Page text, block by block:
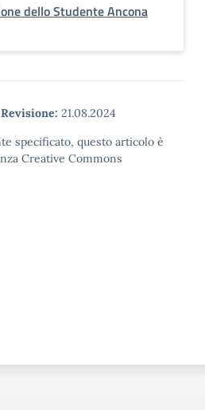
dello Studente Ancona
Revisione: 21.08.2024
specificato, questo articolo è
Creative Commons